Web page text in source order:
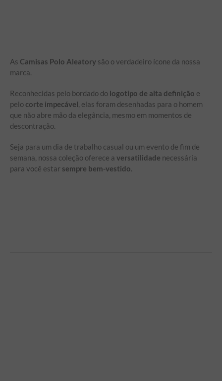
As Camisas Polo Aleatory são o verdadeiro ícone da nossa
marca.
Reconhecidas pelo bordado do logotipo de alta definição e
pelo corte impecável, elas foram desenhadas para o homem
que não abre mão da elegância, mesmo em momentos de
descontração.
Seja para um dia de trabalho casual ou um evento de fim de
semana, nossa coleção oferece a versatilidade necessária
para você estar sempre bem-vestido.